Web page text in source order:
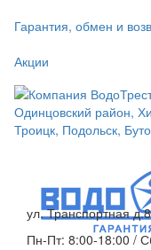
Гарантия, обмен и
Акции
ул. Транспортная д.8
Пн-Пт: 8:00-18:00 /